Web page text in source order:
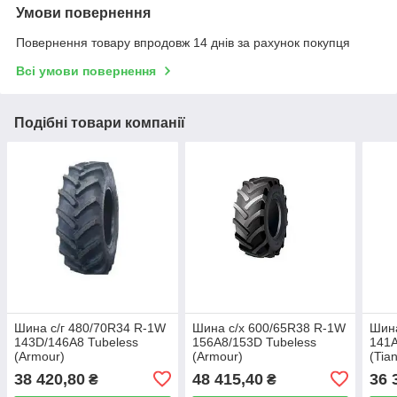
Умови повернення
Повернення товару впродовж 14 днів за рахунок покупця
Всі умови повернення
Подібні товари компанії
Шина с/г 480/70R34 R-1W
143D/146A8 Tubeless
(Armour)
38 420,80 ₴
Шина с/х 600/65R38 R-1W
156A8/153D Tubeless
(Armour)
48 415,40₴ 36